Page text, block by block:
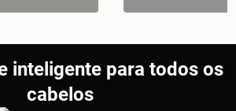
inteligente para todos os
cabelos